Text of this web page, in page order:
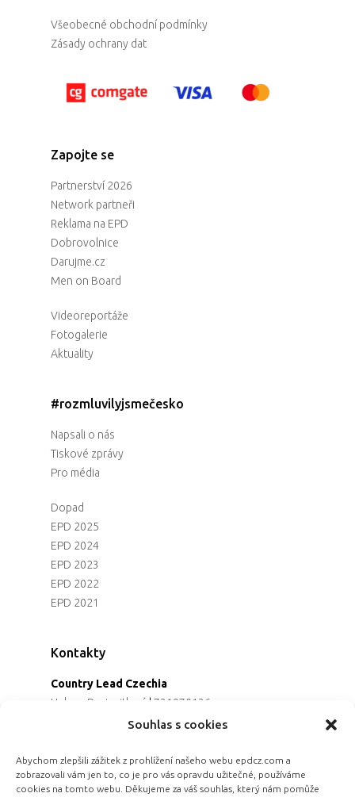
Souhlas s cookies
Abychom zlepšili zážitek z prohlížení našeho webu epdcz.com a
zobrazovali vám jen to, co je pro vás opravdu užitečné, používáme
cookies na tomto webu. Děkujeme za váš souhlas, který nám pomůže
Všeobecné obchodní podmínky
Zásady ochrany dat
Zapojte se
Partnerství 2026
Network partneři
Reklama na EPD
Dobrovolnice
Darujme.cz
Men on Board
Videoreportáže
Fotogalerie
Aktuality
#rozmluvilyjsmečesko
Napsali o nás
Tiskové zprávy
Pro média
Dopad
EPD 2025
EPD 2024
EPD 2023
EPD 2022
EPD 2021
Kontakty
Country Lead Czechia
Helena Dreiseitlová | 731970136
Koordinátorka projektu
Programová ředitelka
Jana Černoušková |607782535